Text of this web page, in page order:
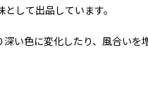
して出品しています。
い色に変化したり、風合いを